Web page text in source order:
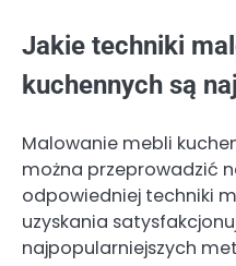
Jakie techniki
kuchennych są
Malowanie mebli
można przeprowadzić
odpowiedniej techniki
uzyskania
najpopularniejszych